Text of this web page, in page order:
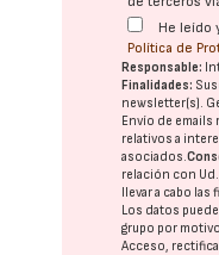
He leído
Política de
Responsable:
Finalidades:
newsletter(s).
Envío de emails
relativos a
asociados.
relación con
llevar a cabo
Los datos
grupo por
Acceso,